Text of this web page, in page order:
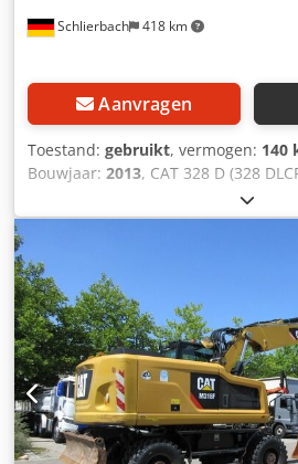
Schlierbach 418 km
Aanvragen
Toestand: gebruikt, vermogen: 140
Bouwjaar: 2013, CAT 328 D (328
Tunnelgraafmachine Veel extra
meerprijs verkrijgbaar,
bovenwagen etc.!! • Vermogen: 140
Knick-/verstel-giek voor
Snelwisselsysteem •
• Korte kont versie • 11.600
rupsbreedte • Inclusief 1 x dieplepel
Graafdiepte: ca. 7 m • Eigen
machine! Credpswmpcusfx Ai Nef -
onderhoudsdiensten uitgevoerd
Caterpillar Fouten en tussentijdse
= Verdere informatie = Bouwjaar: